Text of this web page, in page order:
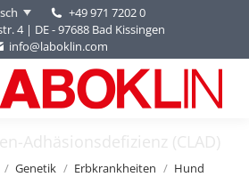
+49 971 7202 0
4 | DE - 97688 Bad Kissingen
info@laboklin.com
Adhäsionsdefizienz (CLAD)
Genetik Erbkrankheiten
Hund